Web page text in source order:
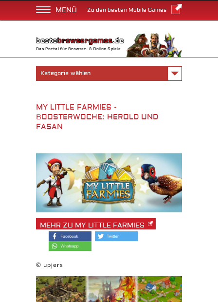
MENÜ Zu den besten Mobile Games
Das Portal für Browser- & Online Spiele
Kategorie wählen
MY LITTLE FARMIES -
BOOSTERWOCHE: HEROLD UND
FASAN
MEHR ZU MY LITTLE FARMIES
© upjers